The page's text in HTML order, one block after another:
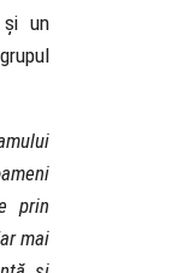
și un
prin
mai